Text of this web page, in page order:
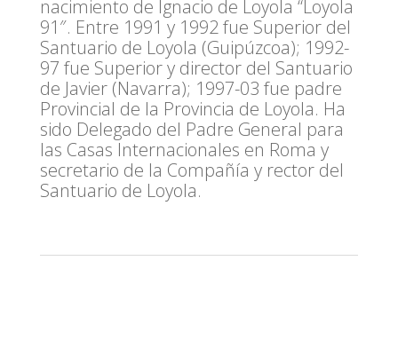
nacimiento de Ignacio de Loyola “Loyola
91″. Entre 1991 y 1992 fue Superior del
Santuario de Loyola (Guipúzcoa); 1992-
97 fue Superior y director del Santuario
de Javier (Navarra); 1997-03 fue padre
Provincial de la Provincia de Loyola. Ha
sido Delegado del Padre General para
las Casas Internacionales en Roma y
secretario de la Compañía y rector del
Santuario de Loyola.